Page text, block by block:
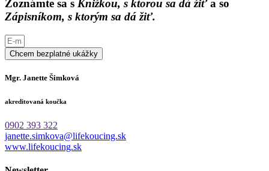
Zoznámte sa s Knižkou, s ktorou sa dá žiťa so
Zápisníkom, s ktorým sa dá žiť.
Chcem bezplatné ukážky
Mgr. Janette Šimková
akreditovaná koučka
0902 393 322
janette.simkova@lifekoucing.sk
www.lifekoucing.sk